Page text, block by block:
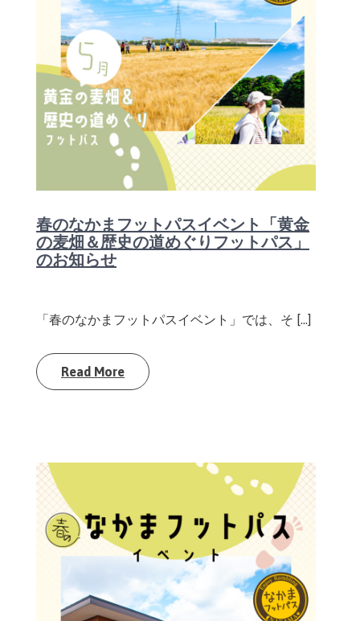
春のなかまフットパスイベント「黄金
の麦畑＆歴史の道めぐりフットパス」
のお知らせ
「春のなかまフットパスイベント」では、そ […]
Read More